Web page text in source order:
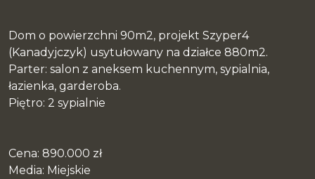
Dom o powierzchni 90m2, projekt Szyper4
(Kanadyjczyk) usytułowany na działce 880m2.
Parter: salon z aneksem kuchennym, sypialnia,
łazienka, garderoba.
Piętro: 2 sypialnie
Cena: 890.000 zł
Media: Miejskie